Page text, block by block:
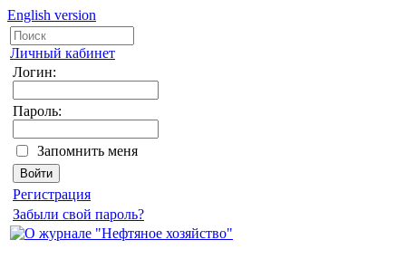
English version
Личный кабинет
Логин:
Пароль:
Запомнить меня
Регистрация
Забыли свой пароль?